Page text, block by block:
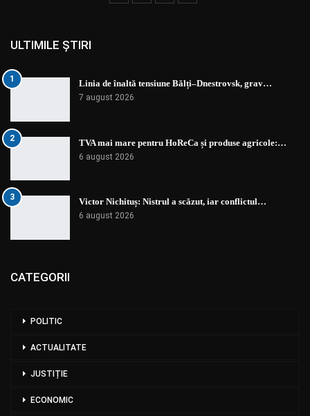
ULTIMILE ȘTIRI
1 Linia de înaltă tensiune Bălți–Dnestrovsk, grav…
7 august 2026
2 TVA mai mare pentru HoReCa și produse agricole:…
6 august 2026
3 Victor Nichituș: Nistrul a scăzut, iar conflictul…
6 august 2026
CATEGORII
POLITIC
ACTUALITATE
JUSTIȚIE
ECONOMIC